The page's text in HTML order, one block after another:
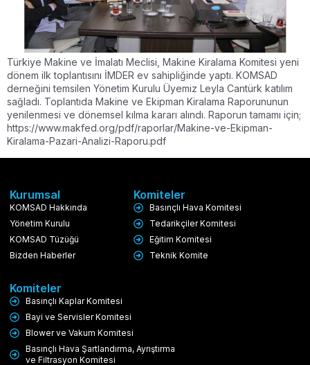
Türkiye Makine ve İmalatı Meclisi, Makine Kiralama Komitesi yeni
dönem ilk toplantısını İMDER ev sahipliğinde yaptı. KOMSAD
derneğini temsilen Yönetim Kurulu Üyemiz Leyla Cantürk katılım
sağladı. Toplantıda Makine ve Ekipman Kiralama Raporununun
yenilenmesi ve dönemsel kılma kararı alındı. Raporun tamamı için;
https://www.makfed.org/pdf/raporlar/Makine-ve-Ekipman-
Kiralama-Pazari-Analizi-Raporu.pdf
Kurumsal
KOMSAD Hakkında
Yönetim Kurulu
KOMSAD Tüzüğü
Bizden Haberler
Komiteler
Basınçlı Hava Komitesi
Tedarikçiler Komitesi
Eğitim Komitesi
Teknik Komite
Komiteler
Basınçlı Kaplar Komitesi
Bayi ve Servisler Komitesi
Blower ve Vakum Komitesi
Basınçlı Hava Şartlandırma, Ayrıştırma
ve Filtrasyon Komitesi